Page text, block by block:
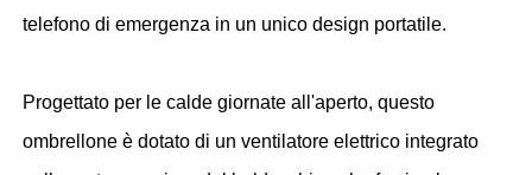
Tutti i casi
telefono di emergenza in un unico design portatile.
Progettato per le calde giornate all'aperto, questo
ombrellone è dotato di un ventilatore elettrico integrato